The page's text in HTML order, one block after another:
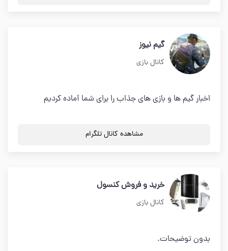
گیم نیوز
کانال بازی
اخبار گیم ها و بازی های جذاب را برای شما آماده کردیم
مشاهده کانال تلگرام
خرید و فروش کنسول
کانال بازی
بدون توضیحات.